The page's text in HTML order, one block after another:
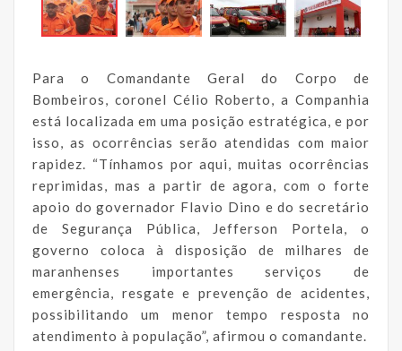
Para o Comandante Geral do Corpo de
Bombeiros, coronel Célio Roberto, a Companhia
está localizada em uma posição estratégica, e por
isso, as ocorrências serão atendidas com maior
rapidez. “Tínhamos por aqui, muitas ocorrências
reprimidas, mas a partir de agora, com o forte
apoio do governador Flavio Dino e do secretário
de Segurança Pública, Jefferson Portela, o
governo coloca à disposição de milhares de
maranhenses importantes serviços de
emergência, resgate e prevenção de acidentes,
possibilitando um menor tempo resposta no
atendimento à população”, afirmou o comandante.